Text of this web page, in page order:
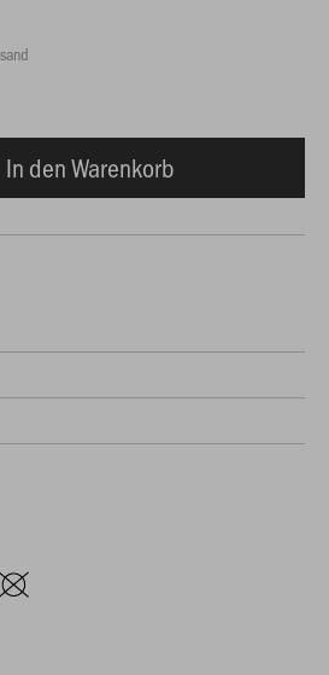
In den Warenkorb